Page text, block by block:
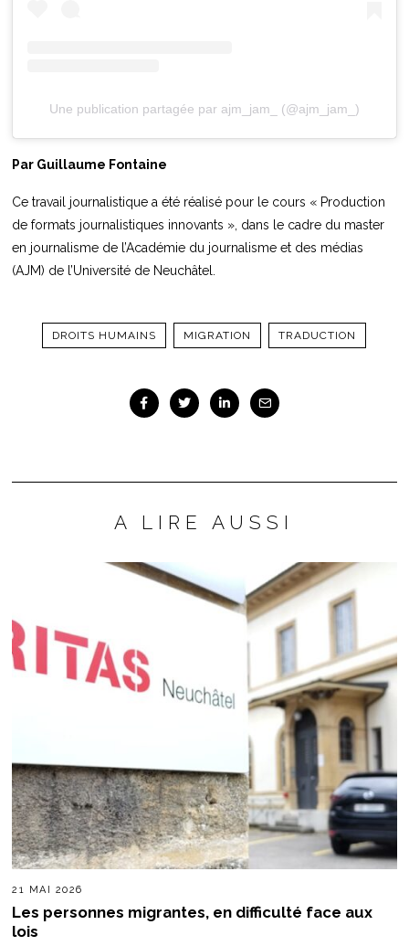
Une publication partagée par ajm_jam_ (@ajm_jam_)
Par Guillaume Fontaine
Ce travail journalistique a été réalisé pour le cours « Production
de formats journalistiques innovants », dans le cadre du master
en journalisme de l’Académie du journalisme et des médias
(AJM) de l’Université de Neuchâtel.
DROITS HUMAINS MIGRATION TRADUCTION
A LIRE AUSSI
21 MAI 2026
Les personnes migrantes, en difficulté face aux
lois